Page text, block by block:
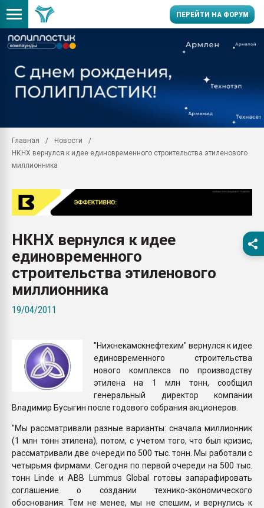
ПЕРЕЙТИ НА ФОРУМ
заводу пластмасс"
первый план в
28.07.2026
ситуацией на
Всё, что касается
Главная
Новости
НКНХ вернулся к идее единовременного строительства этиленового
миллионника
НКНХ вернулся к идее
единовременного
строительства этиленового
миллионника
19/04/2011
"Нижнекамскнефтехим" вернулся к идее
единовременного строительства
нового комплекса по производству
этилена на 1 млн тонн, сообщил
генеральный директор компании
Владимир Бусыгин после годового собрания акционеров.
"Мы рассматривали разные варианты: сначала миллионник
(1 млн тонн этилена), потом, с учетом того, что был кризис,
рассматривали две очереди по 500 тыс. тонн. Мы работали с
четырьмя фирмами. Сегодня по первой очереди на 500 тыс.
тонн Linde и ABB Lummus Global готовы запарафировать
соглашение о создании технико-экономического
обоснования. Тем не менее, мы не спешим, и вернулись к